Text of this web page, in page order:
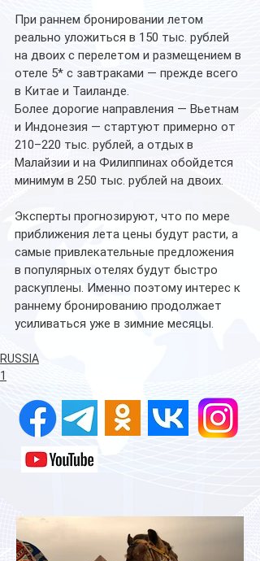
При раннем бронировании летом
реально уложиться в 150 тыс. рублей
на двоих с перелетом и размещением в
отеле 5* с завтраками — прежде всего
в Китае и Таиланде.
Более дорогие направления — Вьетнам
и Индонезия — стартуют примерно от
210–220 тыс. рублей, а отдых в
Малайзии и на Филиппинах обойдется
минимум в 250 тыс. рублей на двоих.
Эксперты прогнозируют, что по мере
приближения лета цены будут расти, а
самые привлекательные предложения
в популярных отелях будут быстро
раскуплены. Именно поэтому интерес к
раннему бронированию продолжает
усиливаться уже в зимние месяцы.
RUSSIA
1